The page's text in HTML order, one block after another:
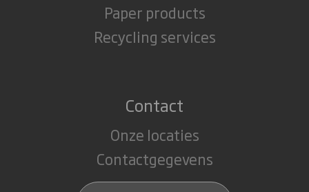
Paper products
Recycling services
Contact
Onze locaties
Contactgegevens